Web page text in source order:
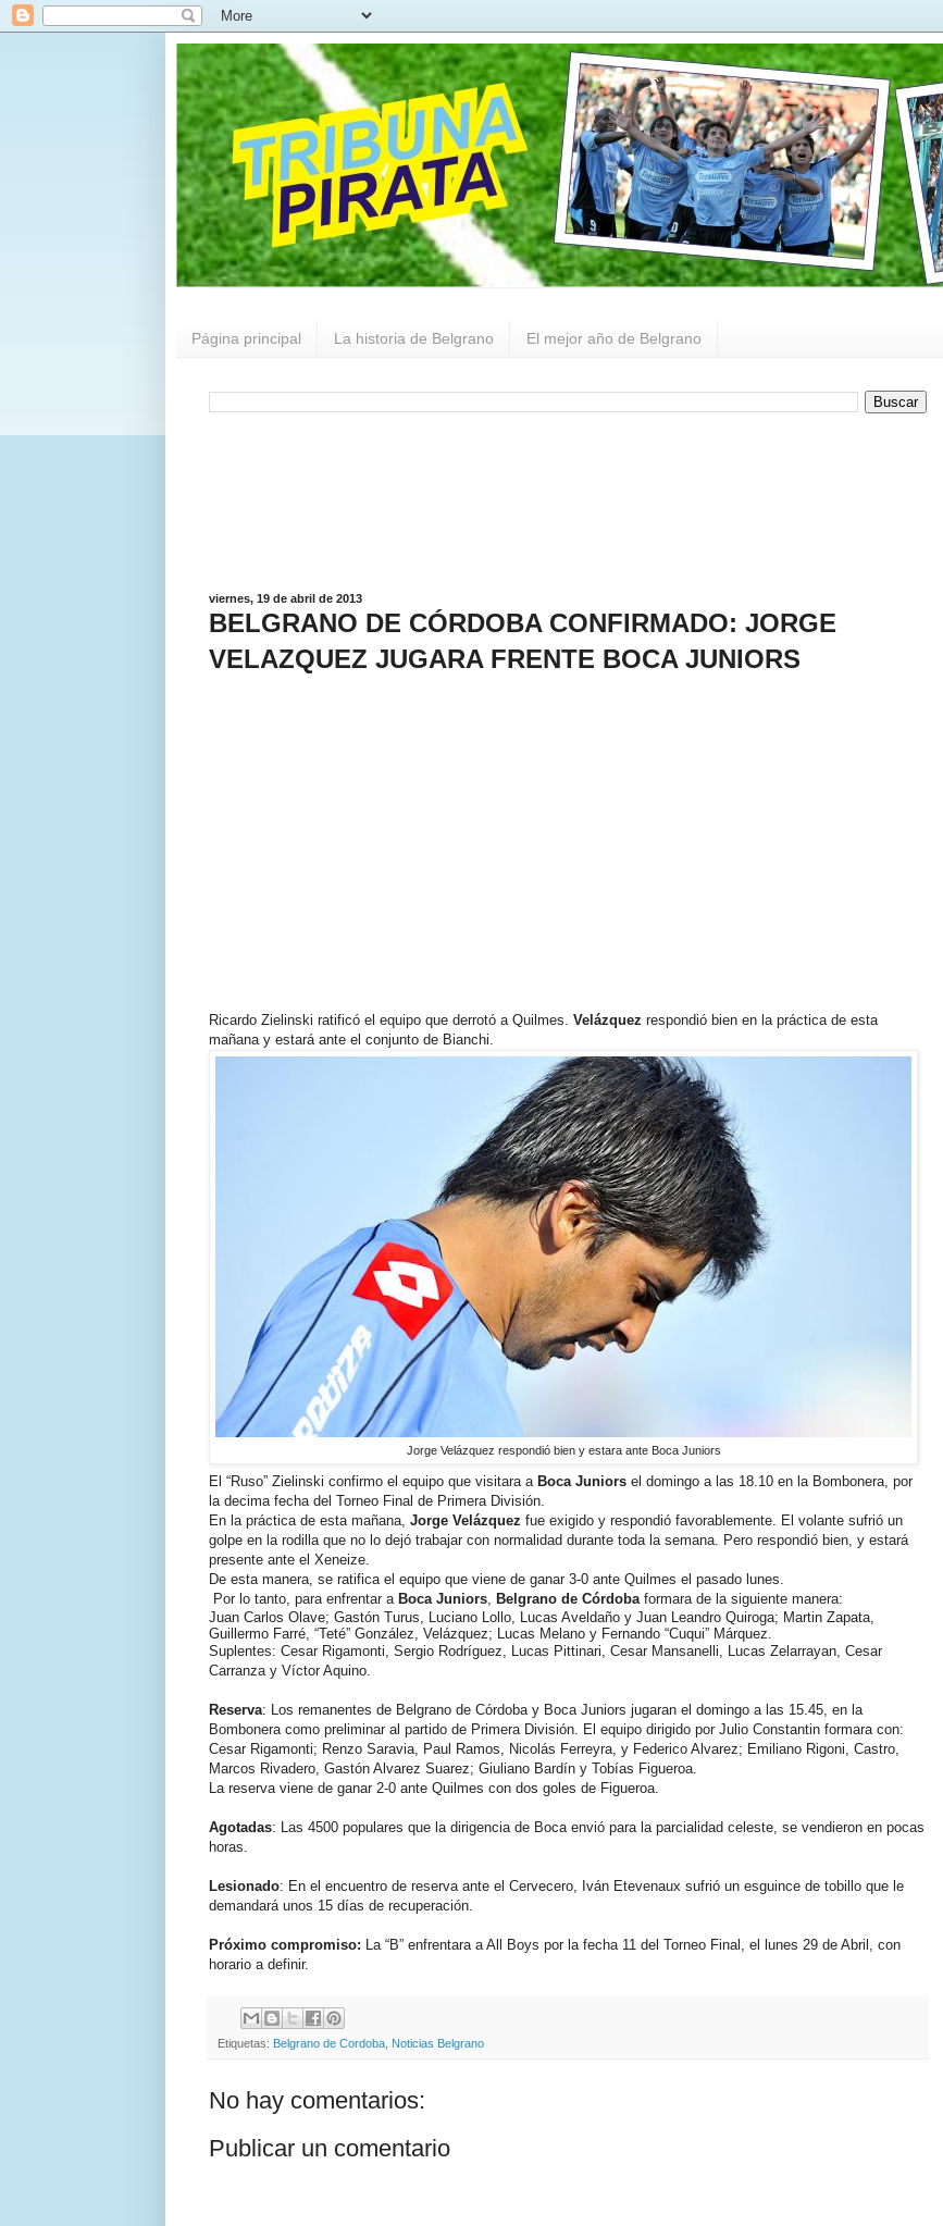
Página principal La historia de Belgrano El mejor año de Belgrano
viernes, 19 de abril de 2013
BELGRANO DE CÓRDOBA CONFIRMADO: JORGE
VELAZQUEZ JUGARA FRENTE BOCA JUNIORS
Ricardo Zielinski ratificó el equipo que derrotó a Quilmes. Velázquez respondió bien en la práctica de esta
mañana y estará ante el conjunto de Bianchi.
Jorge Velázquez respondió bien y estara ante Boca Juniors
El “Ruso” Zielinski confirmo el equipo que visitara a Boca Juniors el domingo a las 18.10 en la Bombonera, por
la decima fecha del Torneo Final de Primera División.
En la práctica de esta mañana, Jorge Velázquez fue exigido y respondió favorablemente. El volante sufrió un
golpe en la rodilla que no lo dejó trabajar con normalidad durante toda la semana. Pero respondió bien, y estará
presente ante el Xeneize.
De esta manera, se ratifica el equipo que viene de ganar 3-0 ante Quilmes el pasado lunes.
Por lo tanto, para enfrentar a Boca Juniors Belgrano de Córdoba formara de la siguiente manera:
Juan Carlos Olave; Gastón Turus, Luciano Lollo, Lucas Aveldaño y Juan Leandro Quiroga; Martin Zapata,
Guillermo Farré, “Teté” González, Velázquez; Lucas Melano y Fernando “Cuqui” Márquez.
Suplentes: Cesar Rigamonti, Sergio Rodríguez, Lucas Pittinari, Cesar Mansanelli, Lucas Zelarrayan, Cesar
Carranza y Víctor Aquino.
Reserva: Los remanentes de Belgrano de Córdoba y Boca Juniors jugaran el domingo a las 15.45, en la
Bombonera como preliminar al partido de Primera División. El equipo dirigido por Julio Constantin formara con:
Cesar Rigamonti; Renzo Saravia, Paul Ramos, Nicolás Ferreyra, y Federico Alvarez; Emiliano Rigoni, Castro,
Marcos Rivadero, Gastón Alvarez Suarez; Giuliano Bardín y Tobías Figueroa.
La reserva viene de ganar 2-0 ante Quilmes con dos goles de Figueroa.
Agotadas: Las 4500 populares que la dirigencia de Boca envió para la parcialidad celeste, se vendieron en pocas
horas.
Lesionado: En el encuentro de reserva ante el Cervecero, Iván Etevenaux sufrió un esguince de tobillo que le
demandará unos 15 días de recuperación.
Próximo compromiso: La “B” enfrentara a All Boys por la fecha 11 del Torneo Final, el lunes 29 de Abril, con
horario a definir.
Etiquetas: Belgrano de Cordoba Noticias Belgrano
No hay comentarios:
Publicar un comentario